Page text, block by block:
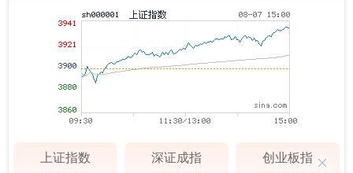
上证指数 深证成指 创业板指